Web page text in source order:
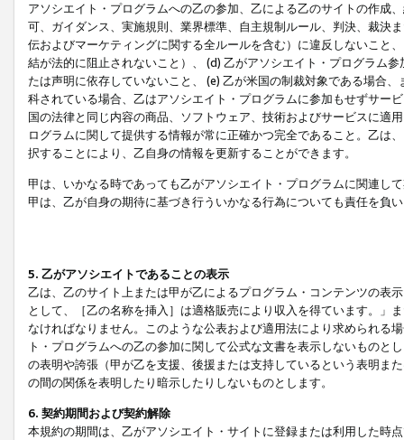
アソシエイト・プログラムへの乙の参加、乙による乙のサイトの作成
可、ガイダンス、実施規則、業界標準、自主規制ルール、判決、裁決
伝およびマーケティングに関する全ルールを含む）に違反しないこと
結が法的に阻止されないこと）、 (d) 乙がアソシエイト・プログラム
たは声明に依存していないこと、 (e) 乙が米国の制裁対象である場合
科されている場合、乙はアソシエイト・プログラムに参加もせずサー
国の法律と同じ内容の商品、ソフトウェア、技術およびサービスに適
ログラムに関して提供する情報が常に正確かつ完全であること。乙は
択することにより、乙自身の情報を更新することができます。
甲は、いかなる時であっても乙がアソシエイト・プログラムに関連し
甲は、乙が自身の期待に基づき行ういかなる行為についても責任を負
5. 乙がアソシエイトであることの表示
乙は、乙のサイト上または甲が乙によるプログラム・コンテンツの表
として、［乙の名称を挿入］は適格販売により収入を得ています。」
なければなりません。このような公表および適用法により求められる
ト・プログラムへの乙の参加に関して公式な文書を表示しないもの
の表明や誇張（甲が乙を支援、後援または支持しているという表明ま
の間の関係を表明したり暗示したりしないものとします。
6. 契約期間および契約解除
本規約の期間は、乙がアソシエイト・サイトに登録または利用した時